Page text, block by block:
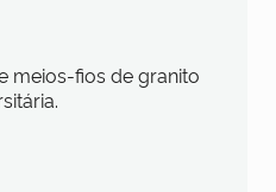
meios-fios de granito